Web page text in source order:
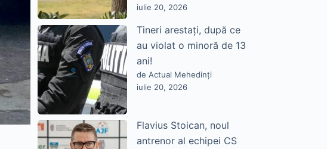
iulie 20, 2026
Tineri arestați, după ce
au violat o minoră de 13
ani!
de Actual Mehedinți
iulie 20, 2026
Flavius Stoican, noul
antrenor al echipei CS